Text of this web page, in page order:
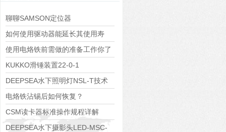
聊聊SAMSON定位器
如何使用驱动器能延长其使用寿
命？
使用电烙铁前需做的准备工作你了
解吗？
KUKKO滑锤装置22-0-1
DEEPSEA水下照明灯NSL-T技术
数据及外观尺寸图
电烙铁沾锡后如何恢复？
CSM读卡器标准操作规程详解
DEEPSEA水下摄影头LED-MSC-